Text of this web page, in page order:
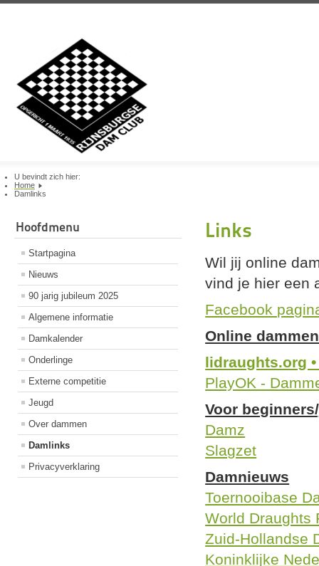
U bevindt zich hier:
Home
Damlinks
Hoofdmenu
Startpagina
Nieuws
90 jarig jubileum 2025
Algemene informatie
Damkalender
Onderlinge
Externe competitie
Jeugd
Over dammen
Damlinks
Privacyverklaring
Links
Wil jij online
vind je hier een
Facebook
Online dammen
lidraughts.org
PlayOK -
Voor
Damz
Slagzet
Damnieuws
Toernooibase
World Draughts
Zuid-Hollandse
Koninklijke